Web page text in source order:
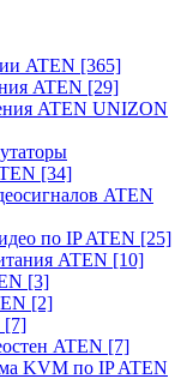
ATEN [365]
ATEN [29]
ATEN UNIZON
[34]
ATEN
по IP ATEN [25]
ATEN [10]
[3]
[2]
[7]
ATEN [7]
KVM по IP ATEN